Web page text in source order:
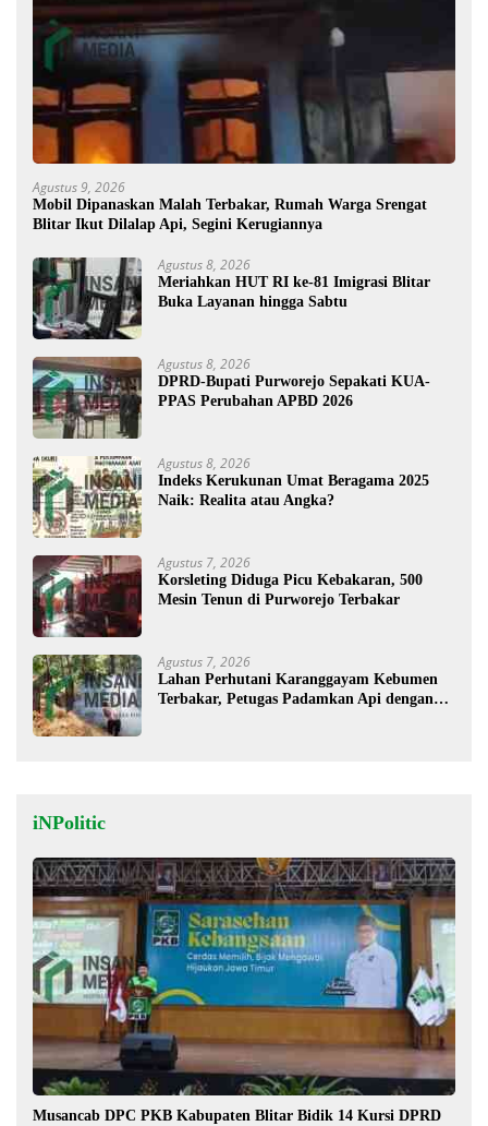
Agustus 9, 2026
Mobil Dipanaskan Malah Terbakar, Rumah Warga Srengat
Blitar Ikut Dilalap Api, Segini Kerugiannya
Agustus 8, 2026
Meriahkan HUT RI ke-81 Imigrasi Blitar
Buka Layanan hingga Sabtu
Agustus 8, 2026
DPRD-Bupati Purworejo Sepakati KUA-
PPAS Perubahan APBD 2026
Agustus 8, 2026
Indeks Kerukunan Umat Beragama 2025
Naik: Realita atau Angka?
Agustus 7, 2026
Korsleting Diduga Picu Kebakaran, 500
Mesin Tenun di Purworejo Terbakar
Agustus 7, 2026
Lahan Perhutani Karanggayam Kebumen
Terbakar, Petugas Padamkan Api dengan
iNPolitic
Musancab DPC PKB Kabupaten Blitar Bidik 14 Kursi DPRD